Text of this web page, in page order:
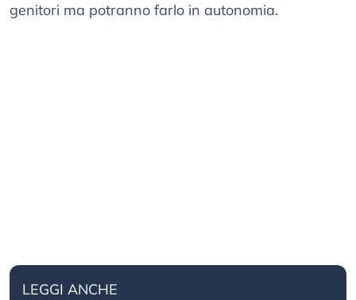
genitori ma potranno farlo in autonomia.
LEGGI ANCHE